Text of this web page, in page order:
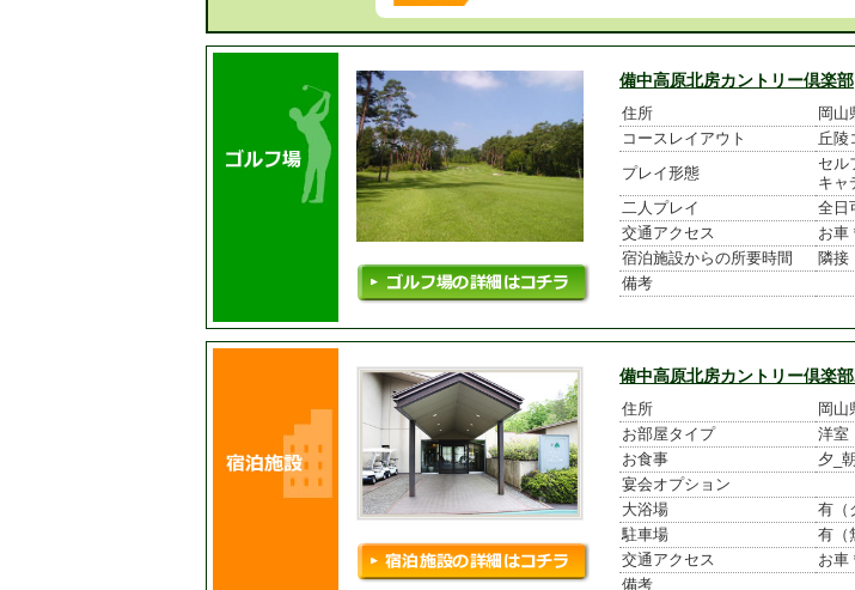
備中高原北房カントリー倶楽部
住所
岡山
コースレイアウト
丘
プレイ形態
セル
キャ
二人プレイ
全日
交通アクセス
お車
宿泊施設からの所要時間
隣接
備考
備中高原北房カントリー倶楽
住所
岡山
お部屋タイプ
洋室
お食事
夕_
宴会オプション
大浴場
有（
駐車場
有（
交通アクセス
お車
備考